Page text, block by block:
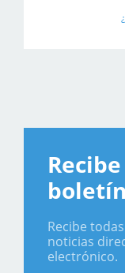
Recibe
noticias
electrónico.